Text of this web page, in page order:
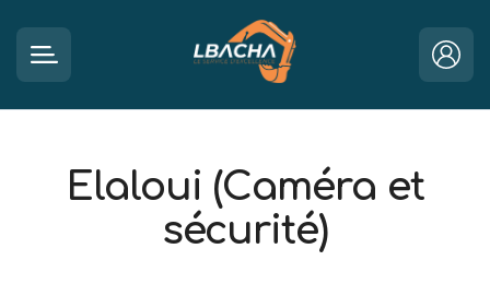
Elaloui (Caméra et
sécurité)